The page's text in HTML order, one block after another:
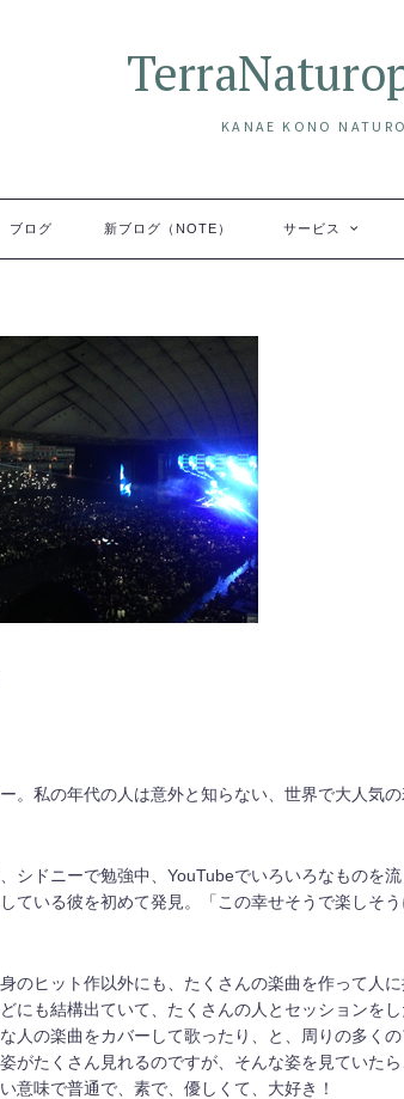
KANAE KONO
ブログ 新ブログ（NOTE） サービス
。私の年代の人は意外と知らない、世界で大人気
シドニーで勉強中、YouTubeでいろいろなものを
ている彼を初めて発見。「この幸せそうで楽しそ
のヒット作以外にも、たくさんの楽曲を作って人
にも結構出ていて、たくさんの人とセッションを
人の楽曲をカバーして歌ったり、と、周りの多く
たくさん見れるのですが、そんな姿を見ていたら
意味で普通で、素で、優しくて、大好き！